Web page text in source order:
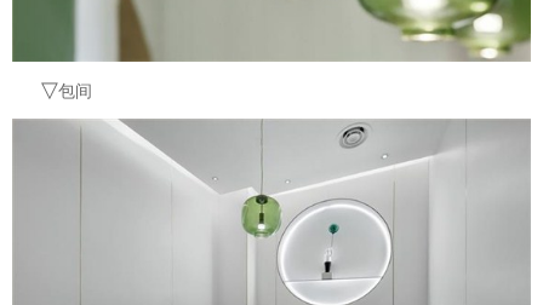
▽包间